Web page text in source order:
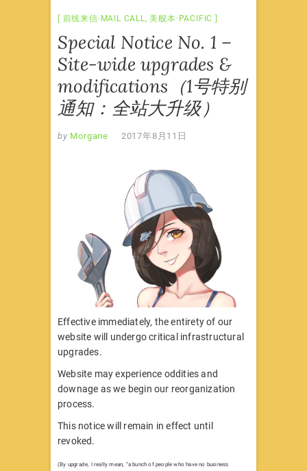
前线来信·MAIL CALL,美舰本·PACIFIC
Special Notice No. 1 –
Site-wide upgrades &
modifications（1号特别
通知：全站大升级）
by Morgane 2017年8月11日
Effective immediately, the entirety of our
website will undergo critical infrastructural
upgrades.
Website may experience oddities and
downage as we begin our reorganization
process.
This notice will remain in effect until
revoked.
(By upgrade, I really mean, “a bunch of people who have no business